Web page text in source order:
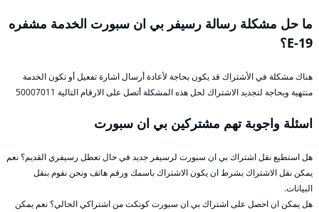
ما حل مشكلة رسالة رسيفر بي ان سبورت الخدمة مشفره
E-19؟
هناك مشكلة في الأشتراك قد يكون بحاجة لأعادة أرسال اشارة تفعيل أو تكون الخدمة
منتهية وبحاجة لتجديد الاشتراك لحل هذه المشكلة أتصل على الارقام التالية 50007011
اسئلة واجوبة تهم مشتركين بي ان سبورت
هل استطيع نقل اشتراك بي ان سبورت لرسيفر جديد في حال تعطل رسيفري القديم؟ نعم
يمكن نقل الاشتراك بشرط ان يكون الاشتراك باسمك ورقم هاتف ونحن نقوم بنقل
البيانات.
هل يمكن ان احصل على اشتراك بي ان سبورت كونكت من اشتراكي الحالي؟ نعم يمكن